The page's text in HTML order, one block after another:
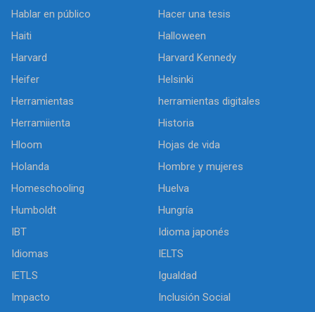
Hablar en público
Hacer una tesis
Haiti
Halloween
Harvard
Harvard Kennedy
Heifer
Helsinki
Herramientas
herramientas digitales
Herramiienta
Historia
Hloom
Hojas de vida
Holanda
Hombre y mujeres
Homeschooling
Huelva
Humboldt
Hungría
IBT
Idioma japonés
Idiomas
IELTS
IETLS
Igualdad
Impacto
Inclusión Social